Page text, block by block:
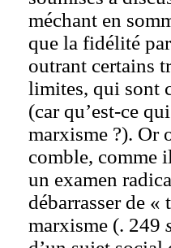
méchant en
que la fidélité
outrant certains
limites, qui sont
(car qu’est-ce
marxisme ?). Or
comble, comme
un examen
débarrasser de
marxisme (. 249